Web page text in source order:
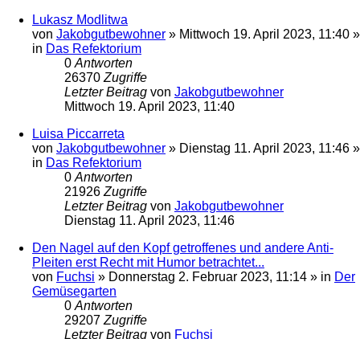
Lukasz Modlitwa
von Jakobgutbewohner » Mittwoch 19. April 2023, 11:40 »
in Das Refektorium
0 Antworten
26370 Zugriffe
Letzter Beitrag von Jakobgutbewohner
Mittwoch 19. April 2023, 11:40
Luisa Piccarreta
von Jakobgutbewohner » Dienstag 11. April 2023, 11:46 »
in Das Refektorium
0 Antworten
21926 Zugriffe
Letzter Beitrag von Jakobgutbewohner
Dienstag 11. April 2023, 11:46
Den Nagel auf den Kopf getroffenes und andere Anti-
Pleiten erst Recht mit Humor betrachtet...
von Fuchsi » Donnerstag 2. Februar 2023, 11:14 » in Der
Gemüsegarten
0 Antworten
29207 Zugriffe
Letzter Beitrag von Fuchsi